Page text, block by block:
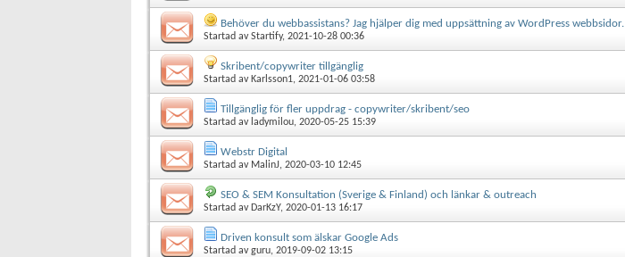
Behöver du webbassistans? Jag hjälper dig med uppsättning av WordPress webbsidor.
Startad avStartify, 2021-10-28 00:36
Skribent/copywriter tillgänglig
Startad av Karlsson1, 2021-01-06 03:58
Tillgänglig för fler uppdrag - copywriter/skribent/seo
Startad av ladymilou, 2020-05-25 15:39
Webstr Digital
Startad av MalinJ, 2020-03-10 12:45
SEO & SEM Konsultation (Sverige & Finland) och länkar & outreach
Startad av DarKzY, 2020-01-13 16:17
Driven konsult som älskar Google Ads
Startad avguru, 2019-09-02 13:15